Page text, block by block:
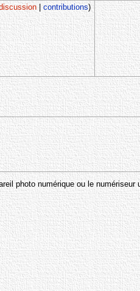
|contributions)
photo numérique ou le